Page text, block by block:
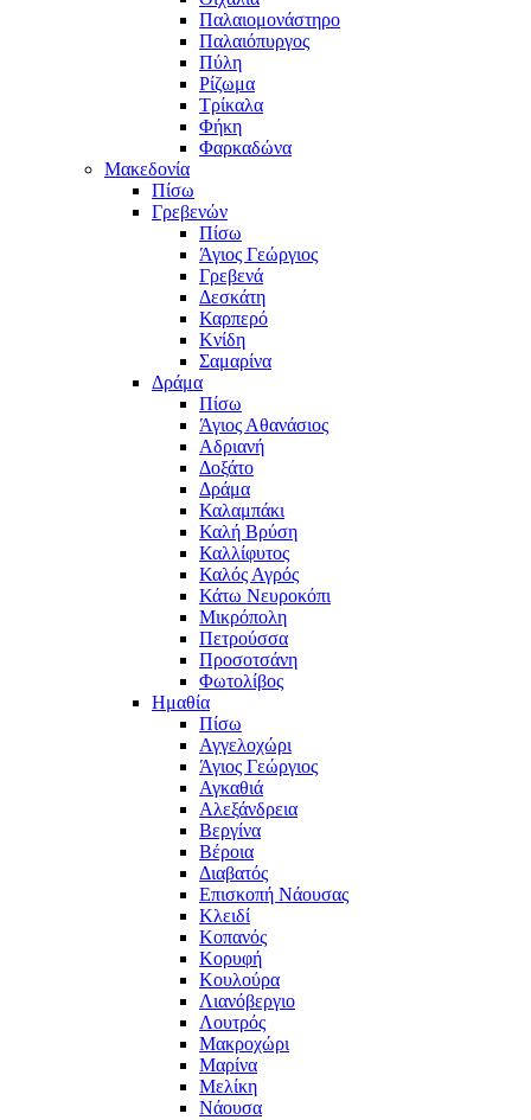
Παλαιομονάστηρο
Παλαιόπυργος
Πύλη
Ρίζωμα
Τρίκαλα
Φήκη
Φαρκαδώνα
Μακεδονία
Πίσω
Γρεβενών
Πίσω
Άγιος Γεώργιος
Γρεβενά
Δεσκάτη
Καρπερό
Κνίδη
Σαμαρίνα
Δράμα
Πίσω
Άγιος Αθανάσιος
Αδριανή
Δοξάτο
Δράμα
Καλαμπάκι
Καλή Βρύση
Καλλίφυτος
Καλός Αγρός
Κάτω Νευροκόπι
Μικρόπολη
Πετρούσσα
Προσοτσάνη
Φωτολίβος
Ημαθία
Πίσω
Αγγελοχώρι
Άγιος Γεώργιος
Αγκαθιά
Αλεξάνδρεια
Βεργίνα
Βέροια
Διαβατός
Επισκοπή Νάουσας
Κλειδί
Κοπανός
Κορυφή
Κουλούρα
Λιανόβεργιο
Λουτρός
Μακροχώρι
Μαρίνα
Μελίκη
Νάουσα